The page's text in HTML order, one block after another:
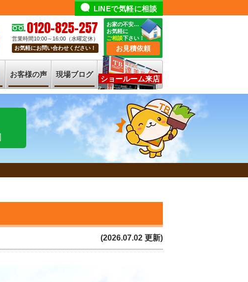
LINEで気軽に相談
0120-825-257
営業時間10:00～16:00（水曜定休）
お気軽にお問い合わせください！
お家の不安…
お気軽に
ご相談下さい！
お見積依頼
お客様の声 現場ブログ
ショールーム来店
(2026.07.02 更新)